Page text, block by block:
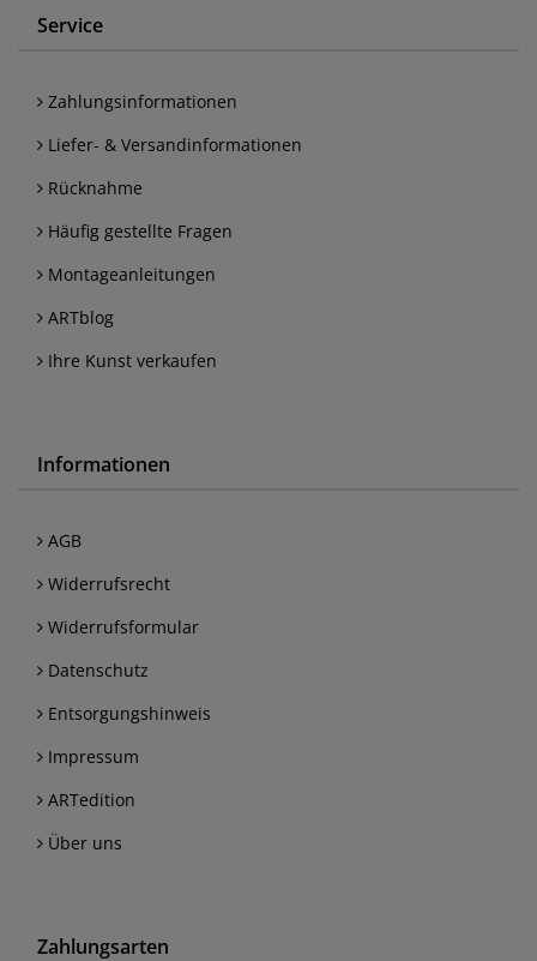
Service
Zahlungsinformationen
Liefer- & Versandinformationen
Rücknahme
Häufig gestellte Fragen
Montageanleitungen
ARTblog
Ihre Kunst verkaufen
Informationen
AGB
Widerrufsrecht
Widerrufsformular
Datenschutz
Entsorgungshinweis
Impressum
ARTedition
Über uns
Zahlungsarten